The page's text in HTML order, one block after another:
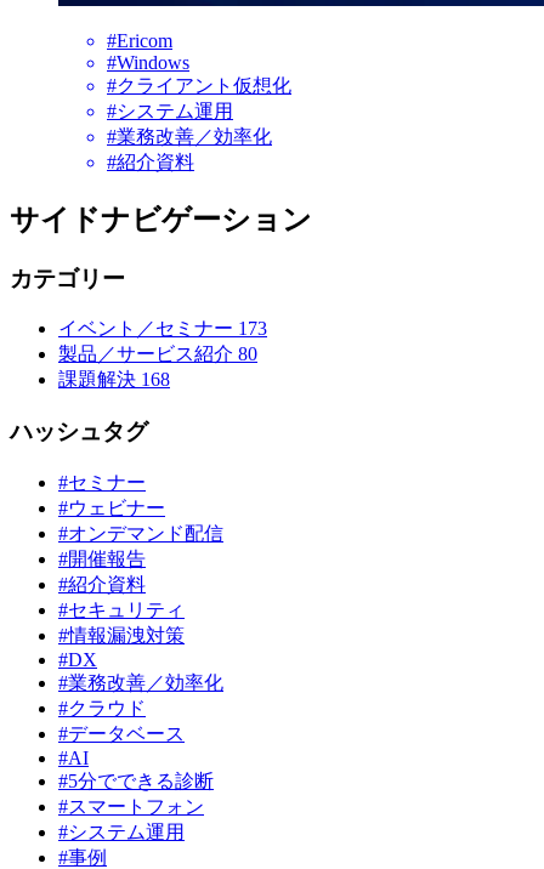
#Ericom
#Windows
#クライアント仮想化
#システム運用
#業務改善／効率化
#紹介資料
サイドナビゲーション
カテゴリー
イベント／セミナー 173
製品／サービス紹介 80
課題解決 168
ハッシュタグ
#セミナー
#ウェビナー
#オンデマンド配信
#開催報告
#紹介資料
#セキュリティ
#情報漏洩対策
#DX
#業務改善／効率化
#クラウド
#データベース
#AI
#5分でできる診断
#スマートフォン
#システム運用
#事例